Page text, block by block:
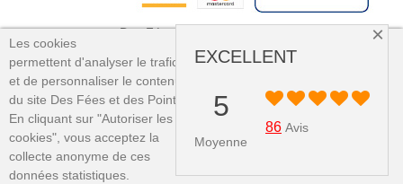
Des Fées et des Points 2023
Panier
0
Regardé Haut
Les cookies
permettent d'analyser le trafic
et de personnaliser le contenu
du site Des Fées et des Points.
En cliquant sur "Autoriser les
cookies", vous acceptez la
collecte anonyme de ces
données statistiques.
PLUS D'INFORMATION
J'ACCEPTE
×
EXCELLENT
5
Moyenne
86 Avis